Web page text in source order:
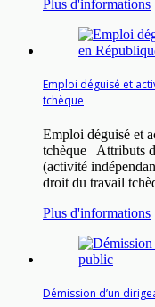
Plus d'informations
Emploi déguisé et
tchèque
Emploi déguisé et
tchèque Attributs
(activité
droit du travail
Plus d'informations
Démission d’un